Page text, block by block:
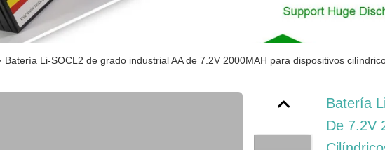
Batería Li-SOCL2 de grado industrial AA de 7.2V 2000MAH para dispositivos
Batería
De 7.2V